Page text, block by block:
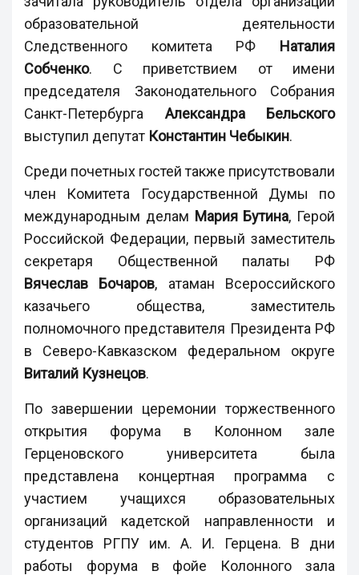
образовательной деятельности
Следственного комитета РФ Наталия
Собченко. С приветствием от имени
председателя Законодательного Собрания
Санкт-Петербурга Александра Бельского
выступил депутат Константин Чебыкин.
Среди почетных гостей также присутствовали
член Комитета Государственной Думы по
международным делам Мария Бутина, Герой
Российской Федерации, первый заместитель
секретаря Общественной палаты РФ
Вячеслав Бочаров, атаман Всероссийского
казачьего общества, заместитель
полномочного представителя Президента РФ
в Северо-Кавказском федеральном округе
Виталий Кузнецов.
По завершении церемонии торжественного
открытия форума в Колонном зале
Герценовского университета была
представлена концертная программа с
участием учащихся образовательных
организаций кадетской направленности и
студентов РГПУ им. А. И. Герцена. В дни
работы форума в фойе Колонного зала